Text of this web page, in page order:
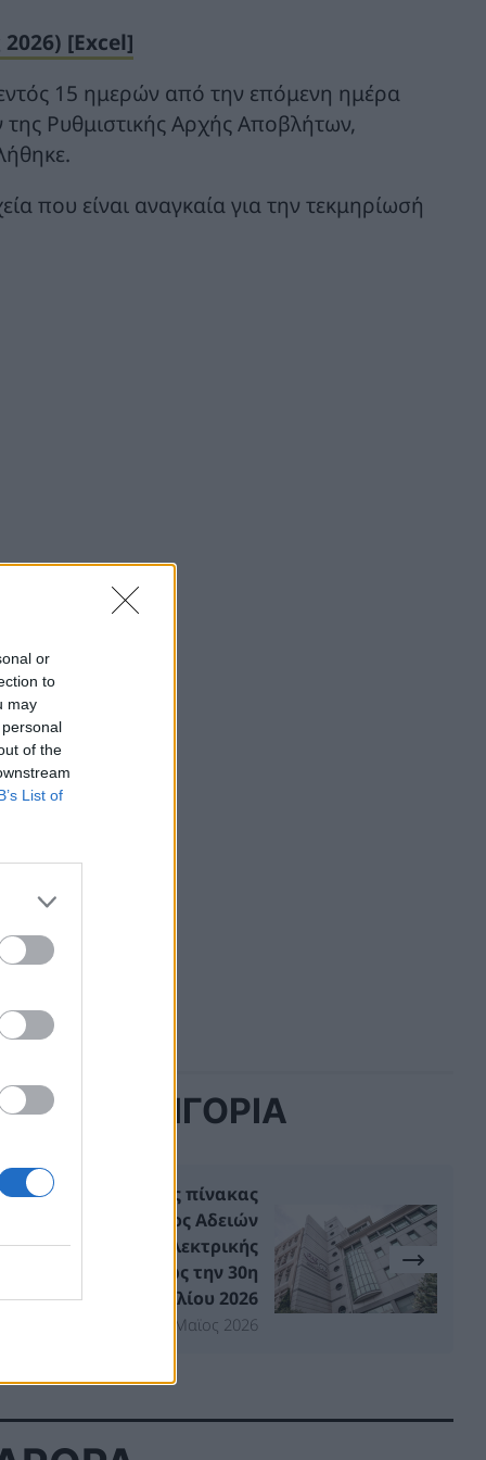
or
to
may
of the
List of
[Excel]
15 ημερών από την επόμενη ημέρα
Ρυθμιστικής Αρχής Αποβλήτων,
που είναι αναγκαία για την τεκμηρίωσή
ΕΝΕΡΓΕΙΑΣ
ΚΑΤΗΓΟΡΙΑ
Προσωρινός πίνακας
παύσεως ισχύος Αδειών
Αποθήκευσης Ηλεκτρικής
Ενέργειας έως την 30η
Απριλίου 2026
18 Μαϊος 2026